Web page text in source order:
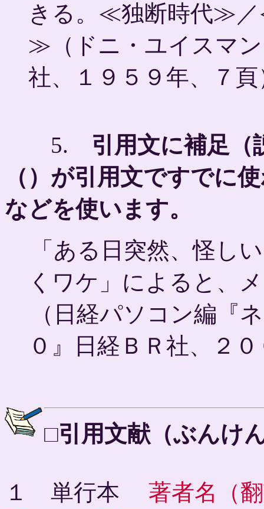
きる。≪独断時代≫
≫（ドニ・ユイスマ
社、１９５９年、７
5. 引用文に補足（
（）が引用文ですでに
などを使います。
「ある日突然、怪し
くワケ」によると、
（日経パソコン編『
０』日経ＢＲ社、２
□引用文献（ぶんけ
１ 単行本 著者名（